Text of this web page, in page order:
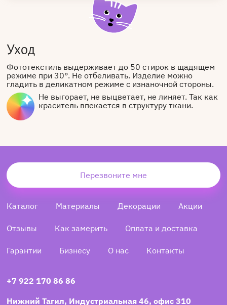
Уход
Фототекстиль выдерживает до 50 стирок в щадящем
режиме при 30°. Не отбеливать. Изделие можно
гладить в деликатном режиме с изнаночной стороны.
Не выгорает, не выцветает, не линяет. Так как
краситель впекается в структуру ткани.
Перезвоните мне
Каталог Материалы Декорации Акции
Отзывы Как замерить Оплата и доставка
Гарантии Бизнесу О нас Контакты
+7 922 170 86 86
Нижний Тагил, Индустриальная 46, офис 310